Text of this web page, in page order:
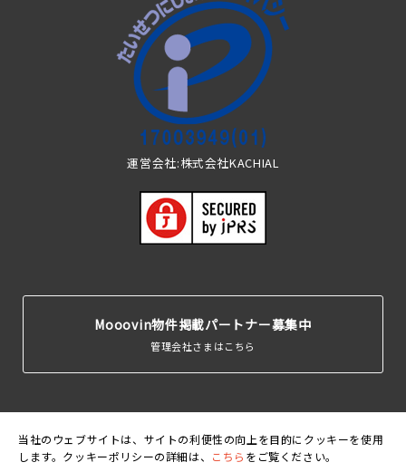
当社のウェブサイトは、サイトの利便性の向上を目的にクッキーを使用
します。クッキーポリシーの詳細は、
こちら をご覧ください。
運営会社:株式会社KACHIAL
Mooovin物件掲載パートナー募集中
管理会社さまはこちら
運営会 利用規 個人情報保護 クッキーポリ 賃貸住宅居住者総